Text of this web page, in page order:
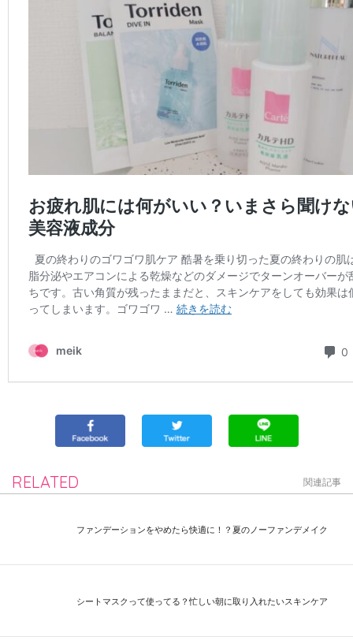
RELATED 関連記事
ファンデーションをやめたら快適に！？夏のノーファンデメイク
シートマスクって使ってる？忙しい朝に取り入れたいスキンケア